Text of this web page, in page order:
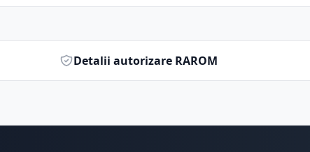
Detalii autorizare RAROM